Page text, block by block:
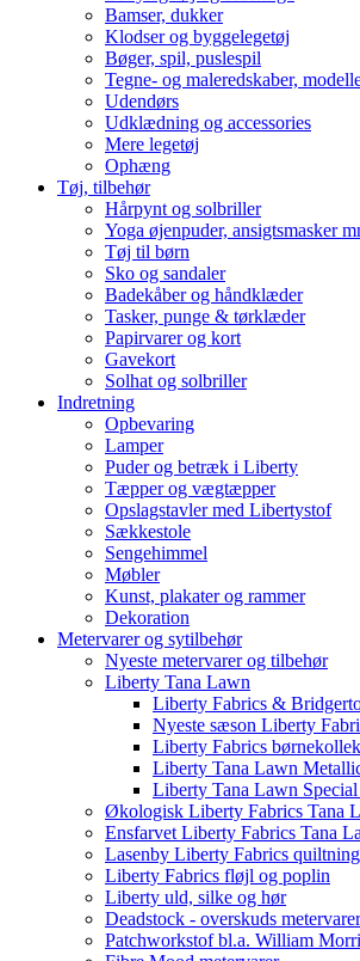
Bamser, dukker
Klodser og byggelegetøj
Bøger, spil, puslespil
Tegne- og maleredskaber,
Udendørs
Udklædning og accessories
Mere legetøj
Ophæng
Tøj, tilbehør
Hårpynt og solbriller
Yoga øjenpuder, ansigtsmasker
Tøj til børn
Sko og sandaler
Badekåber og håndklæder
Tasker, punge & tørklæder
Papirvarer og kort
Gavekort
Solhat og solbriller
Indretning
Opbevaring
Lamper
Puder og betræk i Liberty
Tæpper og vægtæpper
Opslagstavler med Libertystof
Sækkestole
Sengehimmel
Møbler
Kunst, plakater og rammer
Dekoration
Metervarer og sytilbehør
Nyeste metervarer og tilbehør
Liberty Tana Lawn
Liberty Fabrics &
Nyeste sæson Liberty
Liberty Fabrics
Liberty Tana Lawn
Liberty Tana Lawn
Økologisk Liberty Fabrics Tana
Ensfarvet Liberty Fabrics Tana
Lasenby Liberty Fabrics quiltning
Liberty Fabrics fløjl og poplin
Liberty uld, silke og hør
Deadstock - overskuds
Patchworkstof bl.a. William